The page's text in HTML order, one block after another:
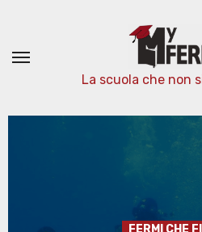
contenuto
La scuola che non
FERMI CHE